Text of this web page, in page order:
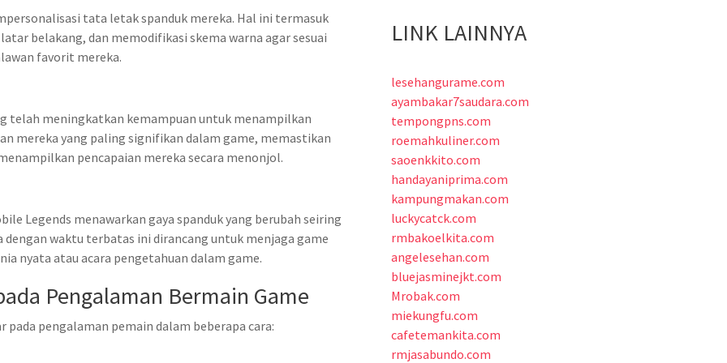
tata letak spanduk mereka. Hal ini termasuk
belakang, dan memodifikasi skema warna agar sesuai
favorit mereka.
telah meningkatkan kemampuan untuk menampilkan
mereka yang paling signifikan dalam game, memastikan
pencapaian mereka secara menonjol.
Legends menawarkan gaya spanduk yang berubah seiring
dengan waktu terbatas ini dirancang untuk menjaga game
nyata atau acara pengetahuan dalam game.
Pengalaman Bermain Game
pada pengalaman pemain dalam beberapa cara:
LINK LAINNYA
lesehangurame.com
ayambakar7saudara.com
tempongpns.com
roemahkuliner.com
saoenkkito.com
handayaniprima.com
kampungmakan.com
luckycatck.com
rmbakoelkita.com
angelesehan.com
bluejasminejkt.com
Mrobak.com
miekungfu.com
cafetemankita.com
rmjasabundo.com